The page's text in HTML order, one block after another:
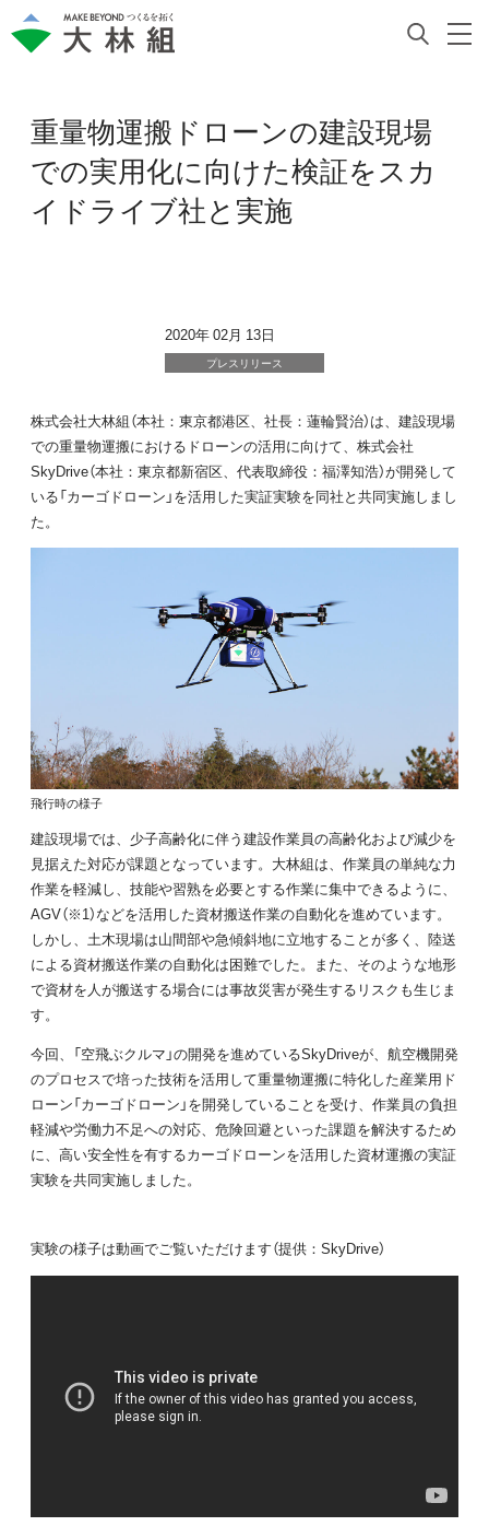
重量物運搬ドローンの建設現場
での実用化に向けた検証をスカ
イドライブ社と実施
2020年 02月 13日
プレスリリース
株式会社大林組（本社：東京都港区、社長：蓮輪賢治）は、建設現場
での重量物運搬におけるドローンの活用に向けて、株式会社
SkyDrive（本社：東京都新宿区、代表取締役：福澤知浩）が開発して
いる「カーゴドローン」を活用した実証実験を同社と共同実施しまし
た。
飛行時の様子
建設現場では、少子高齢化に伴う建設作業員の高齢化および減少を
見据えた対応が課題となっています。大林組は、作業員の単純な力
作業を軽減し、技能や習熟を必要とする作業に集中できるように、
AGV（※1）などを活用した資材搬送作業の自動化を進めています。
しかし、土木現場は山間部や急傾斜地に立地することが多く、陸送
による資材搬送作業の自動化は困難でした。また、そのような地形
で資材を人が搬送する場合には事故災害が発生するリスクも生じま
す。
今回、「空飛ぶクルマ」の開発を進めているSkyDriveが、航空機開発
のプロセスで培った技術を活用して重量物運搬に特化した産業用ド
ローン「カーゴドローン」を開発していることを受け、作業員の負担
軽減や労働力不足への対応、危険回避といった課題を解決するため
に、高い安全性を有するカーゴドローンを活用した資材運搬の実証
実験を共同実施しました。
実験の様子は動画でご覧いただけます（提供：SkyDrive）